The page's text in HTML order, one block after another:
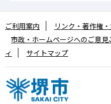
ご利用案内 リンク・著作権
市政・ホームページへのご意見
ィ
サイトマップ